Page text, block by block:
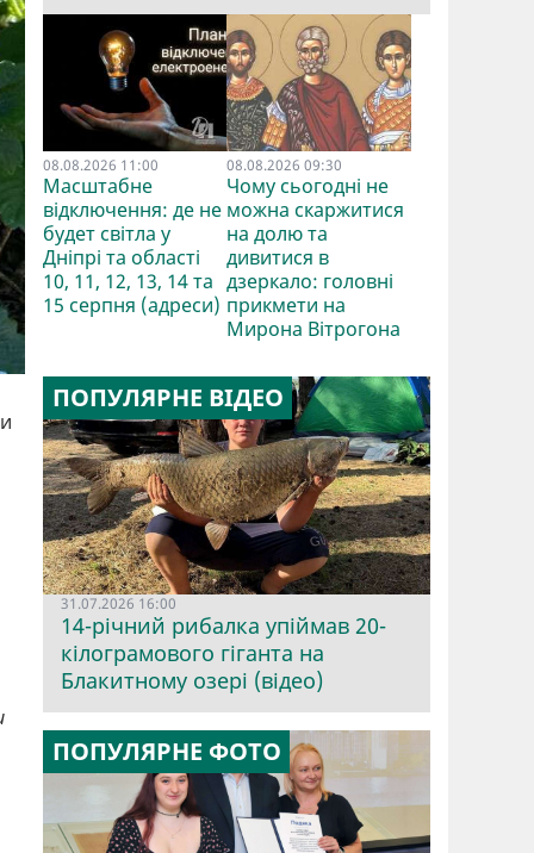
08.08.2026 11:00
Масштабне
відключення: де не
будет світла у
Дніпрі та області
10, 11, 12, 13, 14 та
15 серпня (адреси)
08.08.2026 09:30
Чому сьогодні не
можна скаржитися
на долю та
дивитися в
дзеркало: головні
прикмети на
Мирона Вітрогона
ПОПУЛЯРНЕ ВІДЕО
31.07.2026 16:00
14-річний рибалка упіймав 20-
кілограмового гіганта на
Блакитному озері (відео)
ПОПУЛЯРНЕ ФОТО